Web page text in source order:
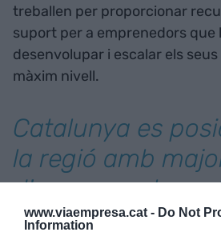
www.viaempresa.cat - Do Not
Information
treballen per proporcionar
suport per a emprenedors que
desenvolupar i escalar els
màxim nivell.
Catalunya es
la regió amb
d'empreses
actives, amb un